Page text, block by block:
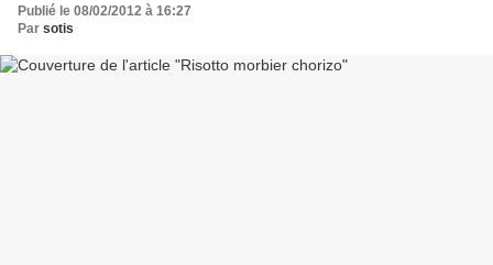
Publié le 08/02/2012 à 16:27
Par sotis